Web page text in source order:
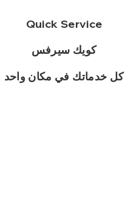
Quick Service
كويك سيرفس
كل خدماتك في مكان واحد